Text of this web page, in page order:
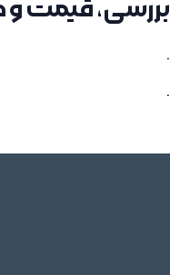
بررسی، قیمت
.
.